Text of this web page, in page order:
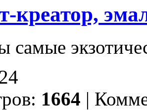
креатор,
самые
1664 |